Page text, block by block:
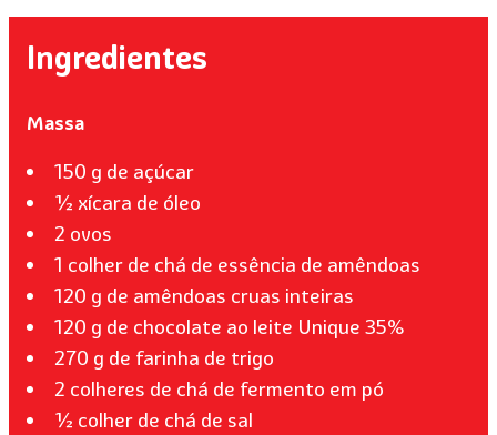
Ingredientes
Massa
150 g de açúcar
½ xícara de óleo
2 ovos
1 colher de chá de essência de amêndoas
120 g de amêndoas cruas inteiras
120 g de chocolate ao leite Unique 35%
270 g de farinha de trigo
2 colheres de chá de fermento em pó
½ colher de chá de sal